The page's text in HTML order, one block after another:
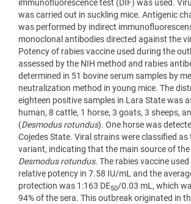
immunofluorescence test (DIF) was used.
was carried out in suckling mice. Antigenic
was performed by indirect
monoclonal antibodies directed against the
Potency of rabies vaccine used during the
assessed by the NIH method and rabies
determined in 51 bovine serum samples by
neutralization method in young mice. The
eighteen positive samples in Lara State was
human, 8 cattle, 1 horse, 3 goats, 3 sheeps,
(Desmodus rotundus). One horse was
Cojedes State. Viral strains were classified
variant, indicating that the main source of
Desmodus rotundus. The rabies vaccine
relative potency in 7.58 IU/mL and the
protection was 1:163 DE50/0.03 mL, which
94% of the sera. This outbreak originated in